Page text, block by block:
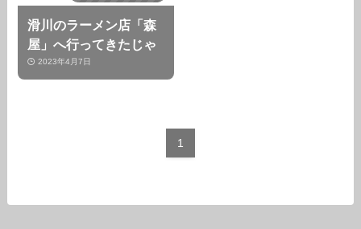
滑川のラーメン店「森
屋」へ行ってきたじゃ
2023年4月7日
1